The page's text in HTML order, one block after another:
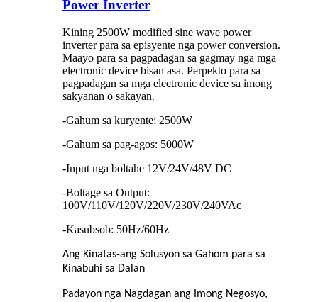
Power Inverter
Kining 2500W modified sine wave power
inverter para sa episyente nga power conversion.
Maayo para sa pagpadagan sa gagmay nga mga
electronic device bisan asa. Perpekto para sa
pagpadagan sa mga electronic device sa imong
sakyanan o sakayan.
-Gahum sa kuryente: 2500W
-Gahum sa pag-agos: 5000W
-Input nga boltahe 12V/24V/48V DC
-Boltage sa Output:
100V/110V/120V/220V/230V/240VAc
-Kasubsob: 50Hz/60Hz
Ang Kinatas-ang Solusyon sa Gahom para sa
Kinabuhi sa Dalan
Padayon nga Nagdagan ang Imong Negosyo,